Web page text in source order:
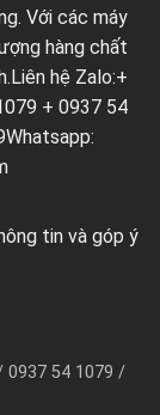
Với các máy
hàng chất
hệ Zalo:+
+ 0937 54
tin và góp ý
0937 54 1079 /